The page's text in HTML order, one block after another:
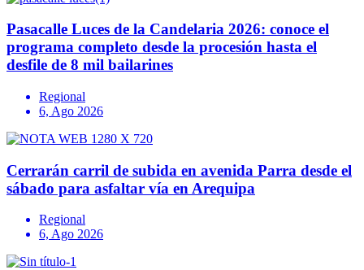
Pasacalle Luces de la Candelaria 2026: conoce el
programa completo desde la procesión hasta el
desfile de 8 mil bailarines
Regional
6, Ago 2026
Cerrarán carril de subida en avenida Parra desde el
sábado para asfaltar vía en Arequipa
Regional
6, Ago 2026